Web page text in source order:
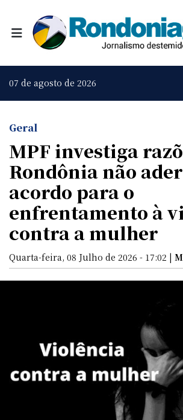
07 de agosto de 2026
Geral
MPF investiga
Rondônia não
acordo para o
enfrentamento à
contra a mulher
Quarta-feira, 08 Julho de 2026 - 17:02 |